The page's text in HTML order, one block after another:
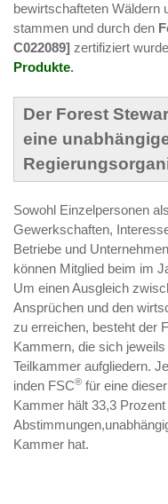
bewirtschafteten Wäldern
stammen und durch den
C022089] zertifiziert
Produkte.
Der Forest
eine
Sowohl Einzelpersonen
Gewerkschaften,
Betriebe und
können Mitglied beim im
Um einen Ausgleich
Ansprüchen und den
zu erreichen, besteht der
Kammern, die sich
Teilkammer aufgliedern.
inden FSC® für eine
Kammer hält 33,3
Kammer hat.